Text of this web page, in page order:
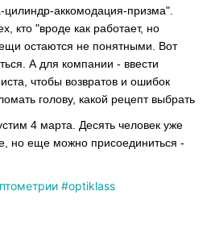
аккомодация-призма".
кто "вроде как работает, но
остаются не понятными. Вот
А для компании - ввести
чтобы возвратов и ошибок
голову, какой рецепт выбрать
4 марта. Десять человек уже
но еще можно присоединиться -
#optiklass